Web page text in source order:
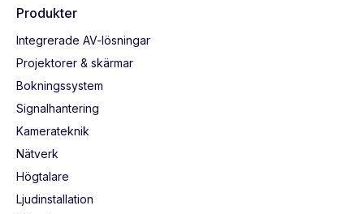
Produkter
Integrerade AV-lösningar
Projektorer & skärmar
Bokningssystem
Signalhantering
Kamerateknik
Nätverk
Högtalare
Ljudinstallation